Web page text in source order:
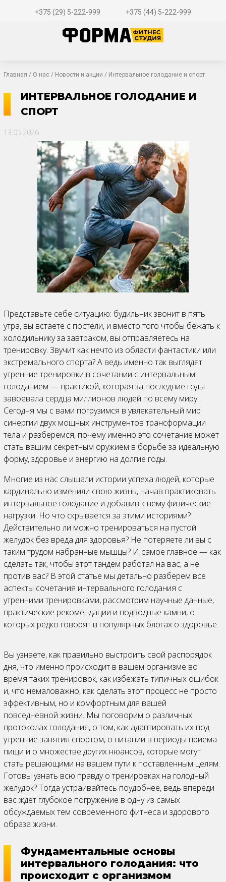
+375 (29) 5-222-999 +375 (44) 5-222-999
Главная / О нас / Новости и акции / Интервальное голодание и спорт
ИНТЕРВАЛЬНОЕ ГОЛОДАНИЕ И
СПОРТ
13.05.2026
Представьте себе ситуацию: будильник звонит в пять
утра, вы встаете с постели, и вместо того чтобы бежать к
холодильнику за завтраком, вы отправляетесь на
тренировку. Звучит как нечто из области фантастики или
экстремального спорта? А ведь именно так выглядят
утренние тренировки в сочетании с интервальным
голоданием — практикой, которая за последние годы
завоевала сердца миллионов людей по всему миру.
Сегодня мы с вами погрузимся в увлекательный мир
синергии двух мощных инструментов трансформации
тела и разберемся, почему именно это сочетание может
стать вашим секретным оружием в борьбе за идеальную
форму, здоровье и энергию на долгие годы.
Многие из нас слышали истории успеха людей, которые
кардинально изменили свою жизнь, начав практиковать
интервальное голодание и добавив к нему физические
нагрузки. Но что скрывается за этими историями?
Действительно ли можно тренироваться на пустой
желудок без вреда для здоровья? Не потеряете ли вы с
таким трудом набранные мышцы? И самое главное — как
сделать так, чтобы этот тандем работал на вас, а не
против вас? В этой статье мы детально разберем все
аспекты сочетания интервального голодания с
утренними тренировками, рассмотрим научные данные,
практические рекомендации и подводные камни, о
которых редко говорят в популярных блогах о здоровье.
Вы узнаете, как правильно выстроить свой распорядок
дня, что именно происходит в вашем организме во
время таких тренировок, как избежать типичных ошибок
и, что немаловажно, как сделать этот процесс не просто
эффективным, но и комфортным для вашей
повседневной жизни. Мы поговорим о различных
протоколах голодания, о том, как адаптировать их под
утренние занятия спортом, о питании в периоды приема
пищи и о множестве других нюансов, которые могут
стать решающими на вашем пути к поставленным целям.
Готовы узнать всю правду о тренировках на голодный
желудок? Тогда устраивайтесь поудобнее, ведь впереди
вас ждет глубокое погружение в одну из самых
обсуждаемых тем современного фитнеса и здорового
образа жизни.
Фундаментальные основы
интервального голодания: что
происходит с организмом